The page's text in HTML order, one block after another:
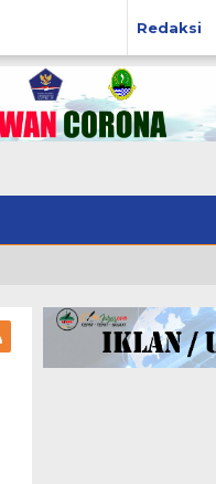
Redaksi